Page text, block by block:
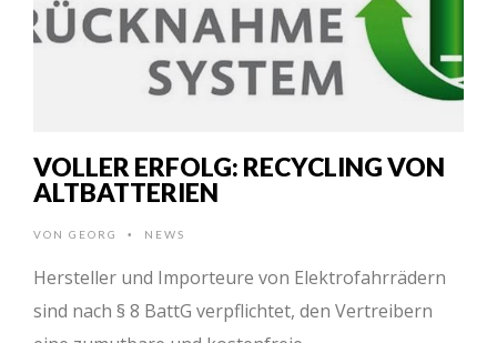
VOLLER ERFOLG: RECYCLING VON
ALTBATTERIEN
VON GEORG • NEWS
Hersteller und Importeure von Elektrofahrrädern
sind nach § 8 BattG verpflichtet, den Vertreibern